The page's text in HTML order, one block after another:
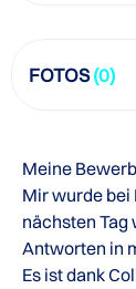
FOTOS(0)
Meine
Mir wurde bei
nächsten
Antworten in
Es ist dank